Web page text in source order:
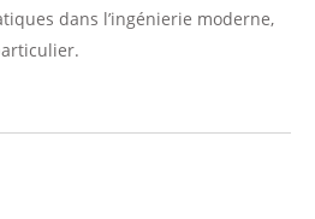
dans l’ingénierie moderne,